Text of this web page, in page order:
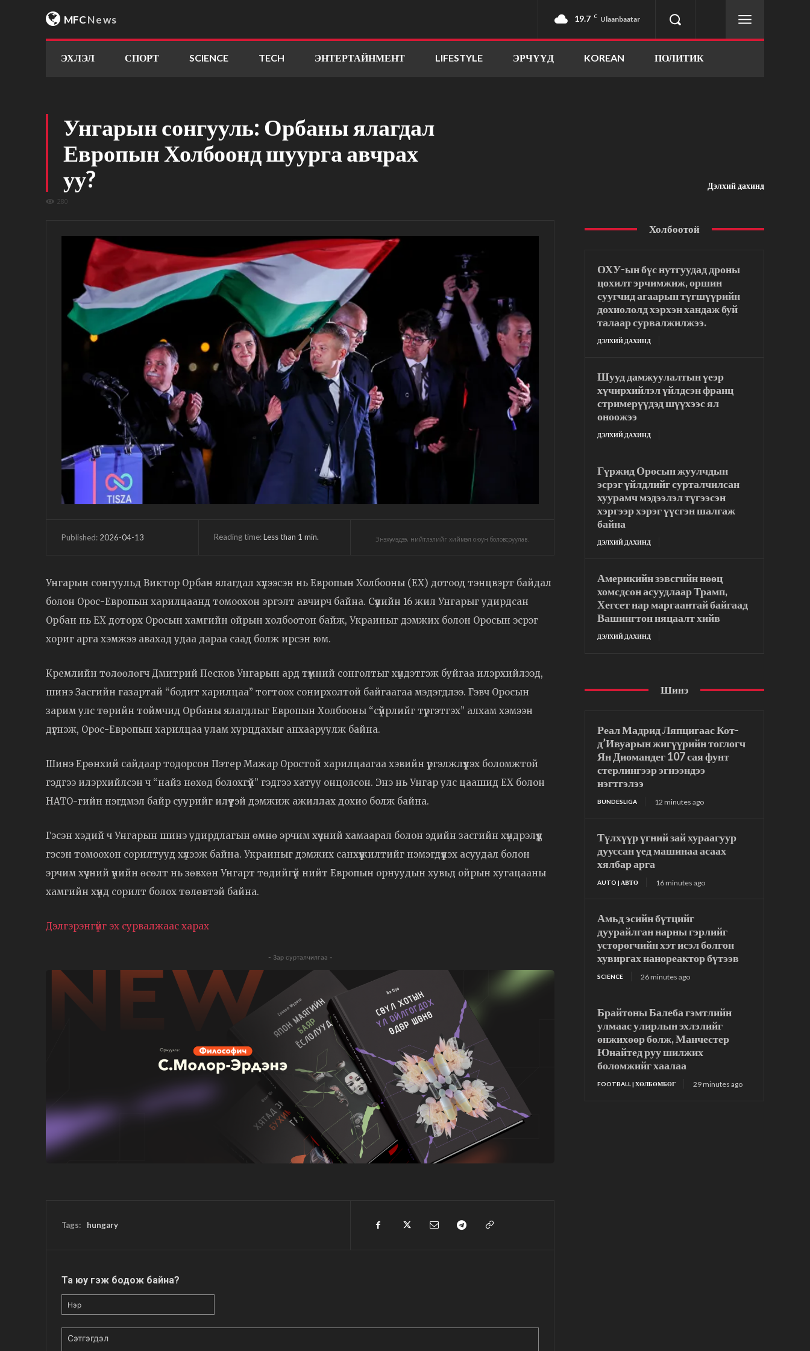
MFCNews 19.7 C Ulaanbaatar
ЭХЛЭЛ СПОРТ SCIENCE TECH ЭНТЕРТАЙНМЕНТ LIFESTYLE ЭРЧҮҮД KOREAN ПОЛИТИК
Унгарын сонгууль: Орбаны ялагдал
Европын Холбоонд шуурга авчрах
уу?
280
Дэлхий дахинд
Published: 2026-04-13 Reading time:Less than 1 min. Энэхүү мэдээ, нийтлэлийг хиймэл оюун боловсруулав.
Унгарын сонгуульд Виктор Орбан ялагдал хүлээсэн нь Европын Холбооны (ЕХ) дотоод тэнцвэрт байдал
болон Орос-Европын харилцаанд томоохон эргэлт авчирч байна. Сүүлийн 16 жил Унгарыг удирдсан
Орбан нь ЕХ доторх Оросын хамгийн ойрын холбоотон байж, Украиныг дэмжих болон Оросын эсрэг
хориг арга хэмжээ авахад удаа дараа саад болж ирсэн юм.
Кремлийн төлөөлөгч Дмитрий Песков Унгарын ард түмний сонголтыг хүндэтгэж буйгаа илэрхийлээд,
шинэ Засгийн газартай “бодит харилцаа” тогтоох сонирхолтой байгаагаа мэдэгдлээ. Гэвч Оросын
зарим улс төрийн тоймчид Орбаны ялагдлыг Европын Холбооны “сүйрлийг түргэтгэх” алхам хэмээн
дүгнэж, Орос-Европын харилцаа улам хурцдахыг анхааруулж байна.
Шинэ Ерөнхий сайдаар тодорсон Пэтер Мажар Оростой харилцаагаа хэвийн үргэлжлүүлэх боломжтой
гэдгээ илэрхийлсэн ч “найз нөхөд болохгүй” гэдгээ хатуу онцолсон. Энэ нь Унгар улс цаашид ЕХ болон
НАТО-гийн нэгдмэл байр суурийг илүүтэй дэмжиж ажиллах дохио болж байна.
Гэсэн хэдий ч Унгарын шинэ удирдлагын өмнө эрчим хүчний хамаарал болон эдийн засгийн хүндрэлүүд
гэсэн томоохон сорилтууд хүлээж байна. Украиныг дэмжих санхүүжилтийг нэмэгдүүлэх асуудал болон
эрчим хүчний үнийн өсөлт нь зөвхөн Унгарт төдийгүй нийт Европын орнуудын хувьд ойрын хугацааны
хамгийн хүнд сорилт болох төлөвтэй байна.
Дэлгэрэнгүйг эх сурвалжаас харах
- Зар сурталчилгаа -
Tags: hungary
Та юу гэж бодож байна?
Холбоотой
ОХУ-ын бүс нутгуудад дроны
цохилт эрчимжиж, оршин
суугчид агаарын түгшүүрийн
дохиололд хэрхэн хандаж буй
талаар сурвалжилжээ.
ДЭЛХИЙ ДАХИНД
Шууд дамжуулалтын үеэр
хүчирхийлэл үйлдсэн франц
стримерүүдэд шүүхээс ял
оноожээ
ДЭЛХИЙ ДАХИНД
Гүржид Оросын жуулчдын
эсрэг үйлдлийг сурталчилсан
хуурамч мэдээлэл түгээсэн
хэргээр хэрэг үүсгэн шалгаж
байна
ДЭЛХИЙ ДАХИНД
Америкийн зэвсгийн нөөц
хомсдсон асуудлаар Трамп,
Хегсет нар маргаантай байгаад
Вашингтон няцаалт хийв
ДЭЛХИЙ ДАХИНД
Шинэ
Реал Мадрид Ляпцигаас Кот-
д’Ивуарын жигүүрийн тоглогч
Ян Диомандег 107 сая фунт
стерлингээр эгнээндээ
нэгтгэлээ
BUNDESLIGA 12 minutes ago
Түлхүүр үгний зай хураагуур
дууссан үед машинаа асаах
хялбар арга
AUTO | АВТО 16 minutes ago
Амьд эсийн бүтцийг
дуурайлган нарны гэрлийг
устөрөгчийн хэт исэл болгон
хувиргах нанореактор бүтээв
SCIENCE 26 minutes ago
Брайтоны Балеба гэмтлийн
улмаас улирлын эхлэлийг
өнжихөөр болж, Манчестер
Юнайтед руу шилжих
боломжийг хаалаа
FOOTBALL | ХӨЛБӨМБӨГ 29 minutes ago